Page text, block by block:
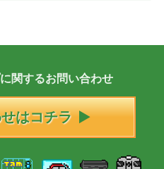
関するお問い合わせ
はコチラ